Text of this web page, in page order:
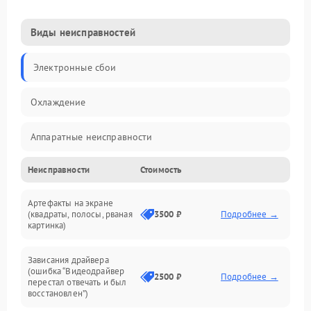
Виды неисправностей
Электронные сбои
Охлаждение
Аппаратные неисправности
Перегрев и термопроблемы
Видео
Интерфейсные и коммуникационные проблемы
Неисправности Стоимость
Артефакты на экране
(квадраты, полосы, рваная
картинка)
3500 ₽ Подробнее →
Зависания драйвера
(ошибка “Видеодрайвер
перестал отвечать и был
восстановлен”)
2500 ₽ Подробнее →